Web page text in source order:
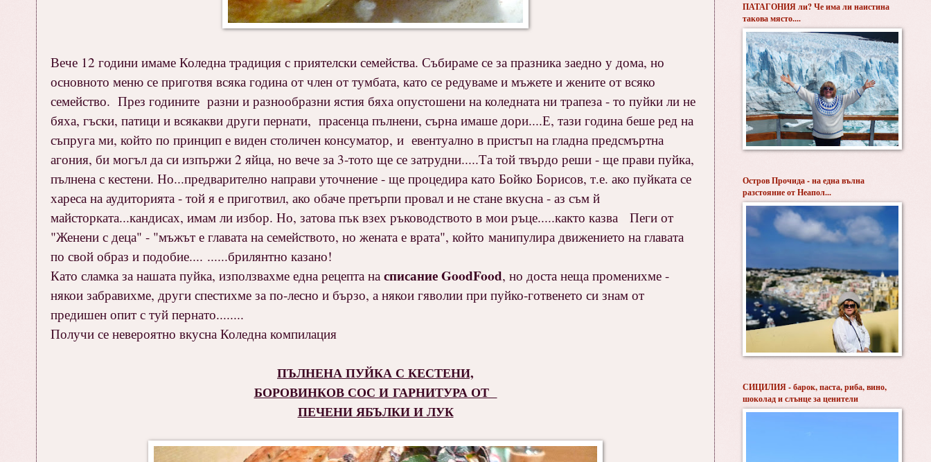
Вече 12 години имаме Коледна традиция с приятелски семейства. Събираме се за празника заедно у дома, но
основното меню се приготвя всяка година от член от тумбата, като се редуваме и мъжете и жените от всяко
семейство. През годините разни и разнообразни ястия бяха опустошени на коледната ни трапеза - то пуйки ли не
бяха, гъски, патици и всякакви други пернати, прасенца пълнени, сърна имаше дори....Е, тази година беше ред на
съпруга ми, който по принцип е виден столичен консуматор, и евентуално в пристъп на гладна предсмъртна
агония, би могъл да си изпържи 2 яйца, но вече за 3-тото ще се затрудни.....Та той твърдо реши - ще прави пуйка,
пълнена с кестени. Но...предварително направи уточнение - ще процедира като Бойко Борисов, т.е. ако пуйката се
хареса на аудиторията - той я е приготвил, ако обаче претърпи провал и не стане вкусна - аз съм й
майсторката...кандисах, имам ли избор. Но, затова пък взех ръководството в мои ръце.....както казва Пеги от
"Женени с деца" - "мъжът е главата на семейството, но жената е врата", който манипулира движението на главата
по свой образ и подобие.... ......брилянтно казано!
Като сламка за нашата пуйка, използвахме една рецепта на списание GoodFood, но доста неща променихме -
някои забравихме, други спестихме за по-лесно и бързо, а някои гяволии при пуйко-готвенето си знам от
предишен опит с туй пернато........
Получи се невероятно вкусна Коледна компилация
ПЪЛНЕНА ПУЙКА С КЕСТЕНИ,
БОРОВИНКОВ СОС И ГАРНИТУРА ОТ
ПЕЧЕНИ ЯБЪЛКИ И ЛУК
ПАТАГОНИЯ ли? Че има ли наистина
такова място....
Остров Прочида - на една вълна
разстояние от Неапол...
СИЦИЛИЯ - барок, паста, риба, вино,
шоколад и слънце за ценители